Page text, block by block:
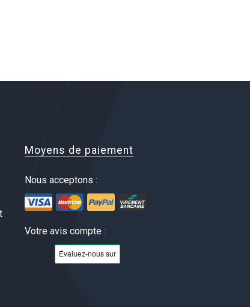
Moyens de paiement
Nous acceptons :
Votre avis compte :